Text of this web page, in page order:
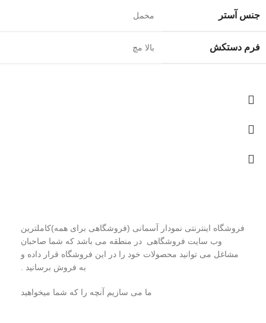
جنس آستر مخمل
فرم دستکش بالا مچ
فروشگاه اینترنتی نمودار آسمانی (فروشگاهی برای همه)کاملترین
وب سایت فروشگاهی در منطقه می باشد که شما صاحبان
مشاغل می توانید محصولات خود را در این فروشگاه قرار داده و
به فروش برسانید .
ما می سازیم آنچه را که شما میخواهید